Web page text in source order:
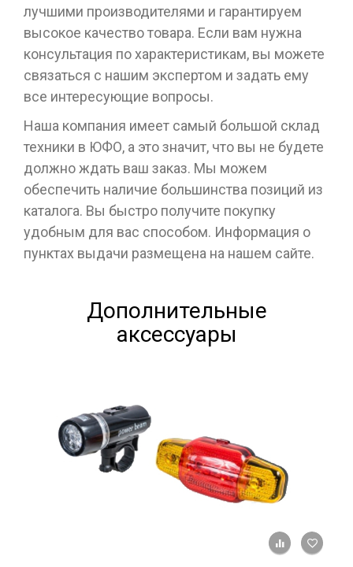
лучшими производителями и гарантируем
высокое качество товара. Если вам нужна
консультация по характеристикам, вы можете
связаться с нашим экспертом и задать ему
все интересующие вопросы.
Наша компания имеет самый большой склад
техники в ЮФО, а это значит, что вы не будете
должно ждать ваш заказ. Мы можем
обеспечить наличие большинства позиций из
каталога. Вы быстро получите покупку
удобным для вас способом. Информация о
пунктах выдачи размещена на нашем сайте.
Дополнительные
аксессуары
+ К